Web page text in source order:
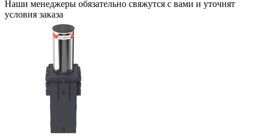
Наши менеджеры обязательно свяжутся с вами и уточнят
условия заказа